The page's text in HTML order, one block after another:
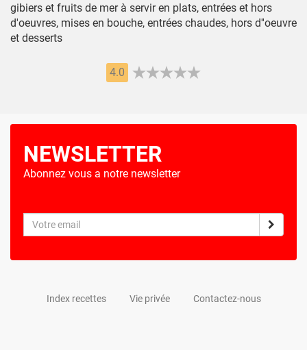
gibiers et fruits de mer à servir en plats, entrées et hors
d'oeuvres, mises en bouche, entrées chaudes, hors d''oeuvre
et desserts
4.0
NEWSLETTER
Abonnez vous a notre newsletter
Index recettes Vie privée Contactez-nous